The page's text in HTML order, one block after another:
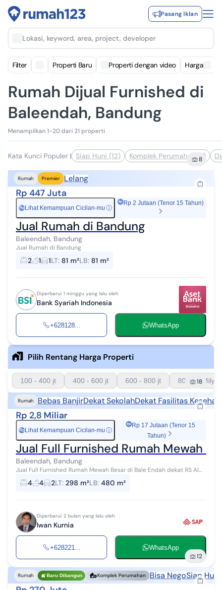
Pasang Iklan
Lokasi, keyword, area, project, developer
Filter Properti Baru Properti dengan video Harga
Rumah Dijual Furnished di
Baleendah, Bandung
Menampilkan 1-20 dari 21 properti
Kata Kunci Populer | Siap Huni (12) Komplek Perumahan (8)
8
Rumah Premier Lelang
Rp 447 Juta
Rp Lihat Kemampuan Cicilan-mu ⓘ
Rp 2 Jutaan (Tenor 15 Tahun)
Jual Rumah di Bandung
Baleendah, Bandung
Jual Rumah di Bandung
2 1 1LT: 81 m²LB: 81 m²
Diperbarui 1 minggu yang lalu oleh
Bank Syariah Indonesia
+628128... WhatsApp
Pilih Rentang Harga Properti
100 - 400 jt 400 - 600 jt 600 - 800 jt 800 - 1 Milyar
18
Rumah Bebas BanjirDekat SekolahDekat Fasilitas
Rp 2,8 Miliar
Rp Lihat Kemampuan Cicilan-mu ⓘ
Rp 17 Jutaan (Tenor 15
Tahun)
Jual Full Furnished Rumah Mewah
Baleendah, Bandung
Jual Full Furnished Rumah Mewah Besar di Bale Endah dekat RS Al
Ihsan 300 meter ke pool teman bus jurusan Baleendah - BEC 3,5 KM
ke Kampus Telkom ...
4 4 2LT: 298 m²LB: 480 m²
Diperbarui 2 bulan yang lalu oleh
Iwan Kurnia
+628221... WhatsApp
12
Rumah Baru Dibangun Komplek Perumahan Bisa NegoSiap Huni